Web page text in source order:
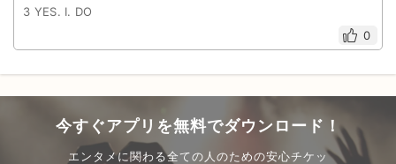
3 YES. I. DO
0
今すぐアプリを無料でダウンロード！
エンタメに関わる全ての人のための安心チケッ